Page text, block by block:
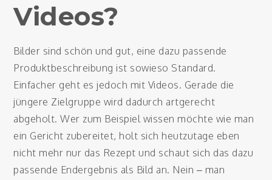
Videos?
Bilder sind schön und gut, eine dazu passende
Produktbeschreibung ist sowieso Standard.
Einfacher geht es jedoch mit Videos. Gerade die
jüngere Zielgruppe wird dadurch artgerecht
abgeholt. Wer zum Beispiel wissen möchte wie man
ein Gericht zubereitet, holt sich heutzutage eben
nicht mehr nur das Rezept und schaut sich das dazu
passende Endergebnis als Bild an. Nein – man